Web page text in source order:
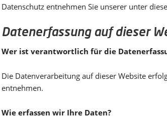
Datenschutz entnehmen Sie unserer unter
Datenerfassung auf dieser
Wer ist verantwortlich für die
Die Datenverarbeitung auf dieser Website
entnehmen.
Wie erfassen wir Ihre Daten?